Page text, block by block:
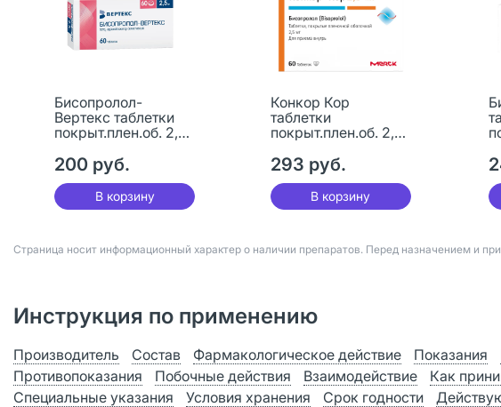
Бисопролол-
Вертекс таблетки
покрыт.плен.об. 2,5
200 руб.
В корзину
Конкор Кор
таблетки
покрыт.плен.об. 2,5
293 руб.
В корзину
Страница носит информационный характер о наличии препаратов. Перед назначением и
Инструкция по применению
Производитель Состав Фармакологическое действие Показания
Противопоказания
Побочные действия Взаимодействие Как
Специальные указания
Условия хранения Срок годности